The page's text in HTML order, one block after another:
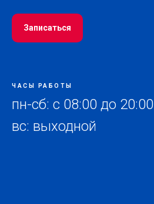
Записаться
ЧАСЫ РАБОТЫ
пн-сб: с 08:00 до 20:00
вс: выходной